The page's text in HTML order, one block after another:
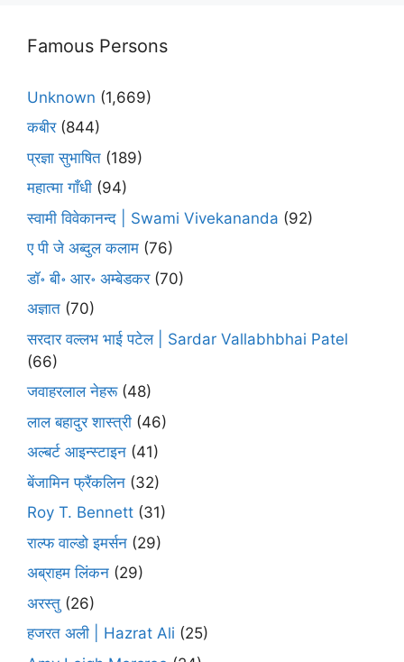
Famous Persons
Unknown (1,669)
कबीर(844)
प्रज्ञा सुभाषित (189)
महात्मा गाँधी (94)
स्वामी विवेकानन्द | Swami Vivekananda (92)
ए पी जे अब्दुल कलाम (76)
डॉ॰ बी॰ आर॰ अम्बेडकर(70)
अज्ञात (70)
सरदार वल्लभ भाई पटेल | Sardar Vallabhbhai Patel
(66)
जवाहरलाल नेहरू(48)
लाल बहादुर शास्त्री (46)
अल्बर्ट आइन्स्टाइन (41)
बेंजामिन फ्रैंकलिन (32)
Roy T. Bennett (31)
राल्फ वाल्डो इमर्सन (29)
अब्राहम लिंकन (29)
अरस्तु (26)
हजरत अली | Hazrat Ali (25)